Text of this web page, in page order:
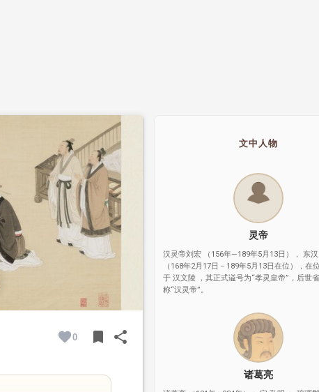
0 bookmarkBOOKMARK
shareSHARE
文中人物
灵帝
汉灵帝刘宏 （156年—189年5月13日）， 东
（168年2月17日－189年5月13日在位），在
于 汉文陵 ，其正式谥号为“孝灵皇帝”，后世
称“汉灵帝”。
诸葛亮